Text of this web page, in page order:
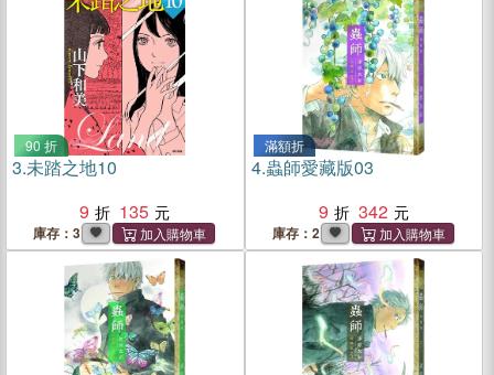
90 折
3.未踏之地10
9
135
庫存：3
滿額折
4.蟲師愛藏版03
9
342
庫存：2